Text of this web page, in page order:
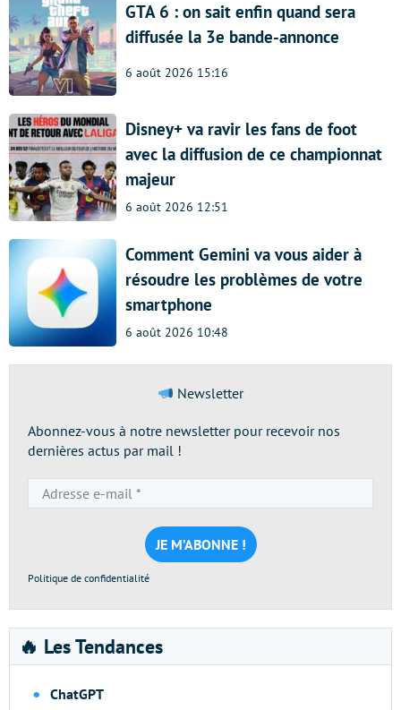
GTA 6 : on sait enfin quand sera
diffusée la 3e bande-annonce
6 août 2026 15:16
Disney+ va ravir les fans de foot
avec la diffusion de ce championnat
majeur
6 août 2026 12:51
Comment Gemini va vous aider à
résoudre les problèmes de votre
smartphone
6 août 2026 10:48
Newsletter
Abonnez-vous à notre newsletter pour recevoir nos
dernières actus par mail !
e-
mail
*
Politique de confidentialité
🔥 Les Tendances
ChatGPT